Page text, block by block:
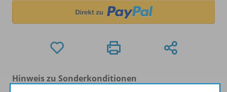
Hinweis zu Sonderkonditionen